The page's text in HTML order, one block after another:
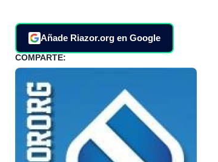
Añade Riazor.org en Google
COMPARTE: